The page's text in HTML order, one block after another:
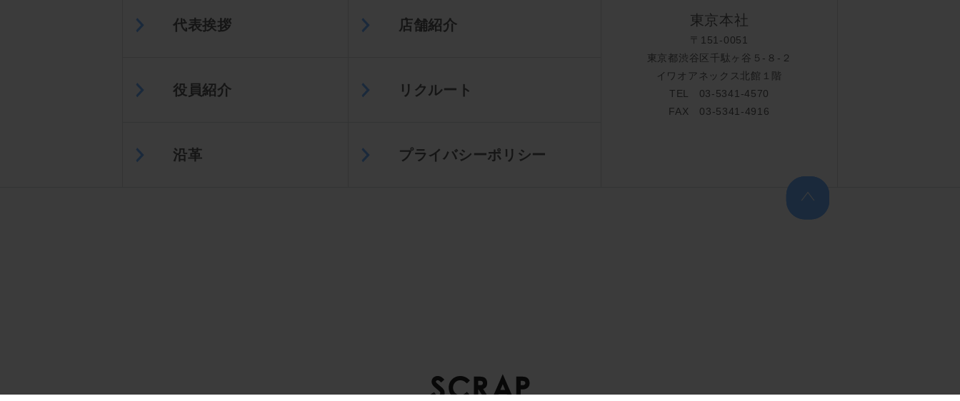
代表挨拶 店舗紹介
役員紹介 リクルート
沿革 プライバシーポリシー
東京本社
〒151-0051
東京都渋谷区千駄ヶ谷５-８-２
イワオアネックス北館１階
TEL 03-5341-4570
FAX 03-5341-4916